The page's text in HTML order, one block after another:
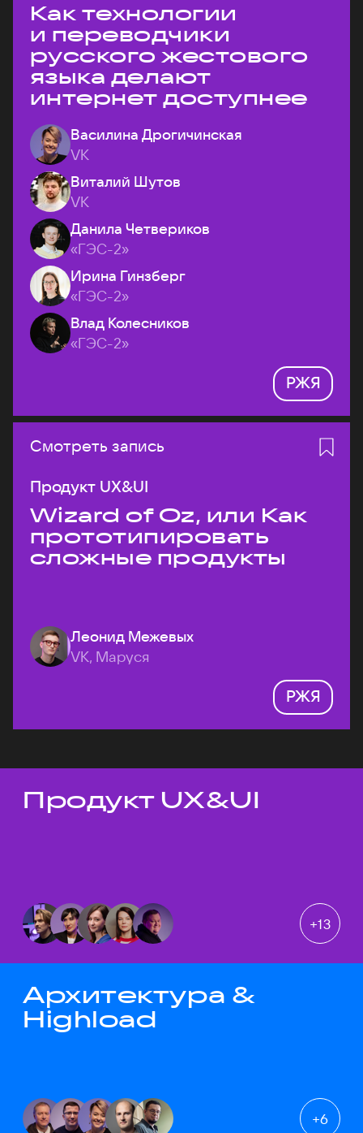
Как технологии
и переводчики
русского жестового
языка делают
интернет доступнее
Василина Дрогичинская
VK
Виталий Шутов
VK
Данила Четвериков
«ГЭС-2»
Ирина Гинзберг
«ГЭС-2»
Влад Колесников
«ГЭС-2»
РЖЯ
Смотреть запись
Продукт UX&UI
Wizard of Oz, или Как
прототипировать
сложные продукты
Леонид Межевых
VK, Маруся
РЖЯ
Темы докладов
Продукт UX&UI
+13
Архитектура &
Highload
+6